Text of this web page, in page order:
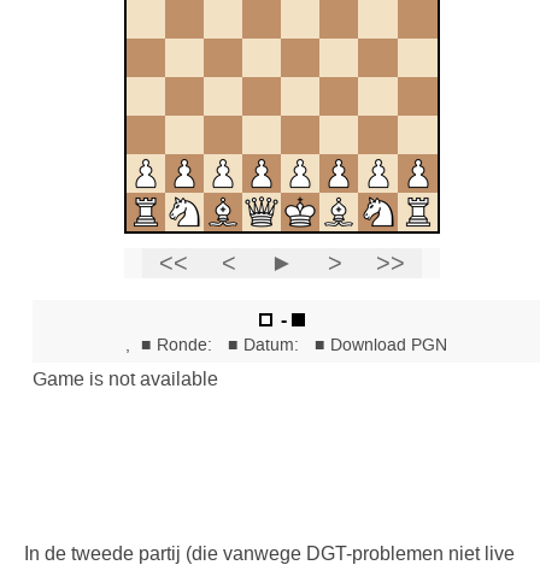
In de tweede partij (die vanwege DGT-problemen niet live